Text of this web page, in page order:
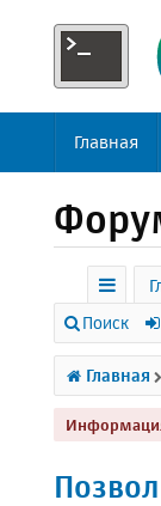
Главная
с
ы
л
к
Поиск
Главная